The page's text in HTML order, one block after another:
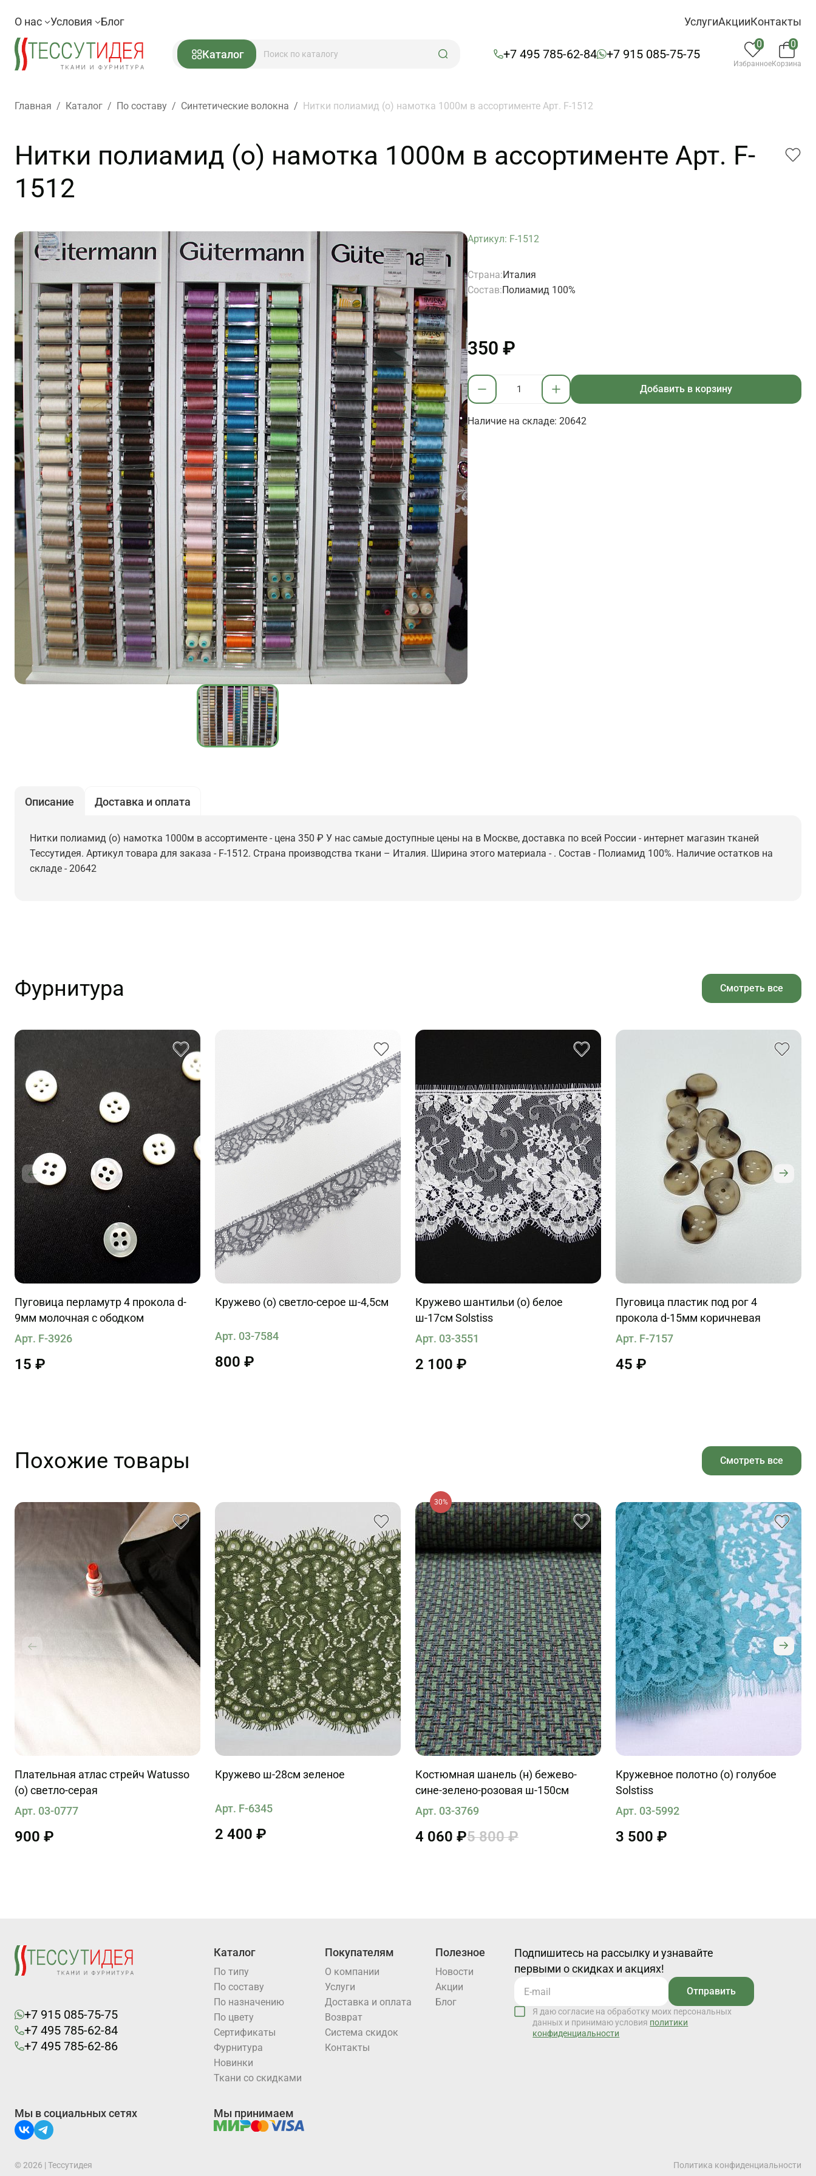
О нас Условия Блог УслугиАкцииКонтакты
Каталог +7 495 785-62-84 +7 915 085-75-75
0
Избранное
0
Корзина
Главная / Каталог / По составу / Синтетические волокна / Нитки полиамид (о) намотка 1000м в ассортименте Арт. F-1512
Нитки полиамид (о) намотка 1000м в ассортименте Арт. F-
1512
Артикул: F-1512
Страна:Италия
Состав:Полиамид 100%
350 ₽
Добавить в корзину
Наличие на складе: 20642
Описание Доставка и оплата
Нитки полиамид (о) намотка 1000м в ассортименте - цена 350 ₽ У нас самые доступные цены на в Москве, доставка по всей России - интернет магазин тканей
Тессутидея. Артикул товара для заказа - F-1512. Страна производства ткани – Италия. Ширина этого материала - . Состав - Полиамид 100%. Наличие остатков на
складе - 20642
Фурнитура Смотреть все
Пуговица перламутр 4 прокола d-
9мм молочная с ободком
Арт. F-3926
15 ₽
Кружево (о) светло-серое ш-4,5см
Арт. 03-7584
800 ₽
Кружево шантильи (о) белое
ш-17см Solstiss
Арт. 03-3551
2 100 ₽
Пуговица пластик под рог 4
прокола d-15мм коричневая
Арт. F-7157
45 ₽
Похожие товары Смотреть все
Плательная атлас стрейч Watusso
(о) светло-серая
Арт. 03-0777
900 ₽
Кружево ш-28см зеленое
Арт. F-6345
2 400 ₽
30%
Костюмная шанель (н) бежево-
сине-зелено-розовая ш-150см
Арт. 03-3769
4 060 ₽5 800 ₽
Кружевное полотно (о) голубое
Solstiss
Арт. 03-5992
3 500 ₽
+7 915 085-75-75
+7 495 785-62-84
+7 495 785-62-86
Каталог
По типу
По составу
По назначению
По цвету
Cертификаты
Фурнитура
Новинки
Ткани со скидками
Покупателям
О компании
Услуги
Доставка и оплата
Возврат
Система скидок
Контакты
Полезное
Новости
Акции
Блог
Подпишитесь на рассылку и узнавайте
первыми о скидках и акциях!
Отправить
Я даю согласие на обработку моих персональных
данных и принимаю условия политики
конфиденциальности
Мы в социальных сетях Мы принимаем
© 2026 | Тессутидея Политика конфиденциальности